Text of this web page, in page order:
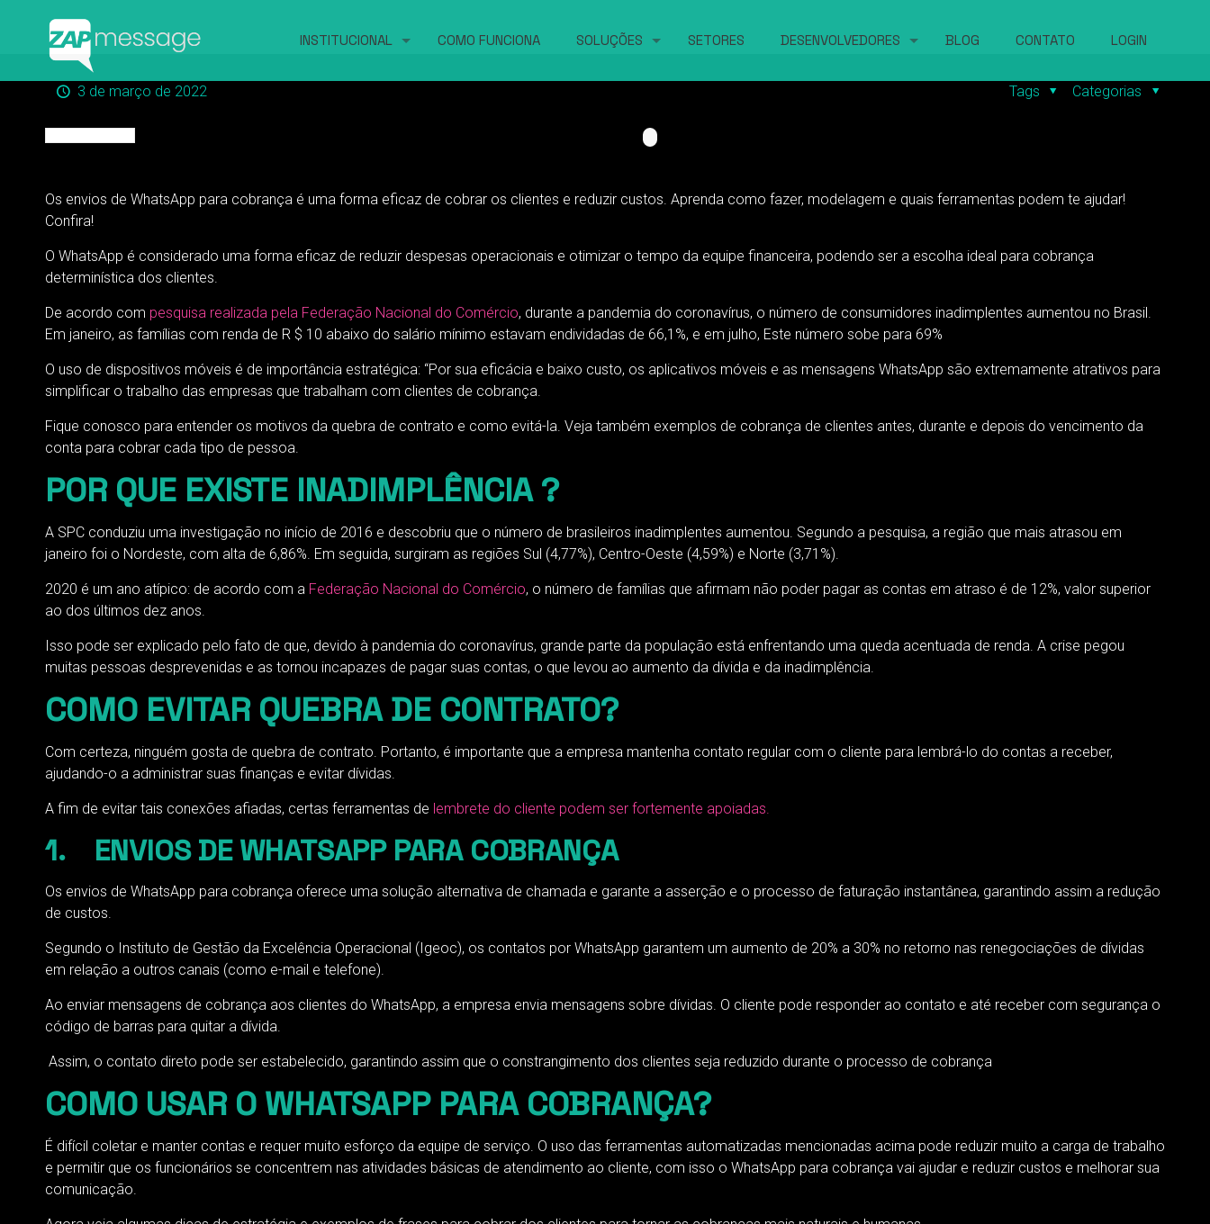
INSTITUCIONAL COMO FUNCIONA SOLUÇÕES SETORES DESENVOLVEDORES BLOG CONTATO LOGIN
3 de março de 2022 Categorias
Tags
Os envios de WhatsApp para cobrança é uma forma eficaz de cobrar os clientes e reduzir custos. Aprenda como fazer, modelagem e quais ferramentas podem te ajudar!
Confira!
O WhatsApp é considerado uma forma eficaz de reduzir despesas operacionais e otimizar o tempo da equipe financeira, podendo ser a escolha ideal para cobrança
determinística dos clientes.
De acordo com pesquisa realizada pela Federação Nacional do Comércio, durante a pandemia do coronavírus, o número de consumidores inadimplentes aumentou no Brasil.
Em janeiro, as famílias com renda de R $ 10 abaixo do salário mínimo estavam endividadas de 66,1%, e em julho, Este número sobe para 69%
O uso de dispositivos móveis é de importância estratégica: “Por sua eficácia e baixo custo, os aplicativos móveis e as mensagens WhatsApp são extremamente atrativos para
simplificar o trabalho das empresas que trabalham com clientes de cobrança.
Fique conosco para entender os motivos da quebra de contrato e como evitá-la. Veja também exemplos de cobrança de clientes antes, durante e depois do vencimento da
conta para cobrar cada tipo de pessoa.
POR QUE EXISTE INADIMPLÊNCIA ?
A SPC conduziu uma investigação no início de 2016 e descobriu que o número de brasileiros inadimplentes aumentou. Segundo a pesquisa, a região que mais atrasou em
janeiro foi o Nordeste, com alta de 6,86%. Em seguida, surgiram as regiões Sul (4,77%), Centro-Oeste (4,59%) e Norte (3,71%).
2020 é um ano atípico: de acordo com a Federação Nacional do Comércio, o número de famílias que afirmam não poder pagar as contas em atraso é de 12%, valor superior
ao dos últimos dez anos.
Isso pode ser explicado pelo fato de que, devido à pandemia do coronavírus, grande parte da população está enfrentando uma queda acentuada de renda. A crise pegou
muitas pessoas desprevenidas e as tornou incapazes de pagar suas contas, o que levou ao aumento da dívida e da inadimplência.
COMO EVITAR QUEBRA DE CONTRATO?
Com certeza, ninguém gosta de quebra de contrato. Portanto, é importante que a empresa mantenha contato regular com o cliente para lembrá-lo do contas a receber,
ajudando-o a administrar suas finanças e evitar dívidas.
A fim de evitar tais conexões afiadas, certas ferramentas de lembrete do cliente podem ser fortemente apoiadas.
1. ENVIOS DE WHATSAPP PARA COBRANÇA
Os envios de WhatsApp para cobrança oferece uma solução alternativa de chamada e garante a asserção e o processo de faturação instantânea, garantindo assim a redução
de custos.
Segundo o Instituto de Gestão da Excelência Operacional (Igeoc), os contatos por WhatsApp garantem um aumento de 20% a 30% no retorno nas renegociações de dívidas
em relação a outros canais (como e-mail e telefone).
Ao enviar mensagens de cobrança aos clientes do WhatsApp, a empresa envia mensagens sobre dívidas. O cliente pode responder ao contato e até receber com segurança o
código de barras para quitar a dívida.
Assim, o contato direto pode ser estabelecido, garantindo assim que o constrangimento dos clientes seja reduzido durante o processo de cobrança
COMO USAR O WHATSAPP PARA COBRANÇA?
É difícil coletar e manter contas e requer muito esforço da equipe de serviço. O uso das ferramentas automatizadas mencionadas acima pode reduzir muito a carga de trabalho
e permitir que os funcionários se concentrem nas atividades básicas de atendimento ao cliente, com isso o WhatsApp para cobrança vai ajudar e reduzir custos e melhorar sua
comunicação.